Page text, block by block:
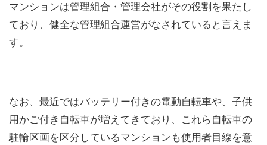
マンションは管理組合・管理会社がその役割を果たし
ており、健全な管理組合運営がなされていると言えま
す。
なお、最近ではバッテリー付きの電動自転車や、子供
用かご付き自転車が増えてきており、これら自転車の
駐輪区画を区分しているマンションも使用者目線を意